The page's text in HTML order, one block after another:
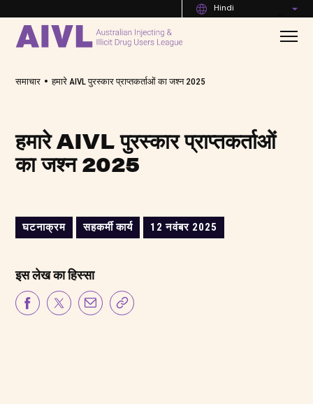
Hindi
समाचार • हमारे AIVL पुरस्कार प्राप्तकर्ताओं का जश्न 2025
हमारे AIVL पुरस्कार प्राप्तकर्ताओं
का जश्न 2025
घटनाक्रम सहकर्मी कार्य 12 नवंबर 2025
इस लेख का हिस्सा